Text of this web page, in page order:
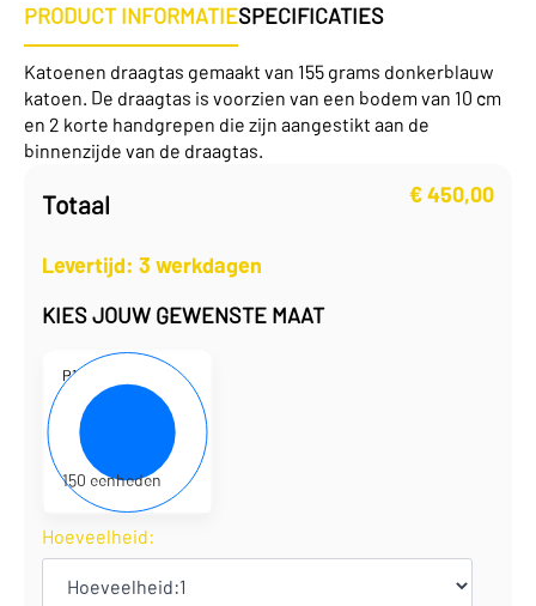
PRODUCT INFORMATIESPECIFICATIES
Katoenen draagtas gemaakt van 155 grams donkerblauw
katoen. De draagtas is voorzien van een bodem van 10 cm
en 2 korte handgrepen die zijn aangestikt aan de
binnenzijde van de draagtas.
Totaal €450,00
Levertijd: 3 werkdagen
KIES JOUW GEWENSTE MAAT
P101936-11
48 x 36 cm
3,00 per eenheid
450,00 per doos
150 eenheden
Hoeveelheid: